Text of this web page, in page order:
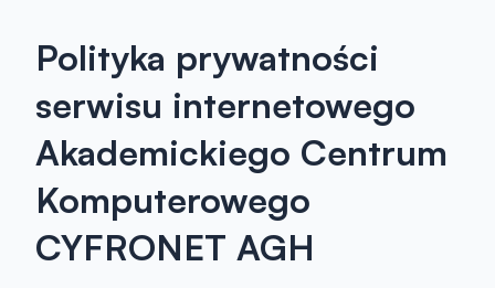
Polityka prywatności
serwisu internetowego
Akademickiego Centrum
Komputerowego
CYFRONET AGH